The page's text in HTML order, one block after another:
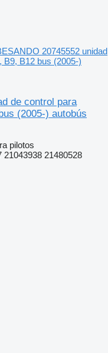
20745552 unidad
B9, B12 bus (2005-)
de control para
(2005-) autobús
pilotos
21043938 21480528